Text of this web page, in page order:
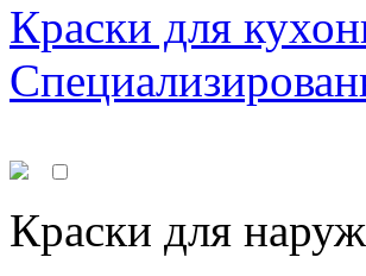
Краски для
Краски для